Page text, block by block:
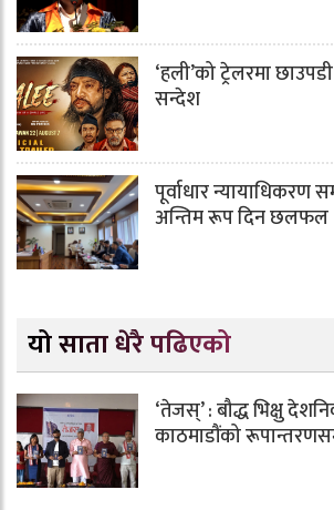
‘हली’को ट्रेलरमा
सन्देश
पूर्वाधार न्यायाधिकरण
अन्तिम रूप दिन छलफल
यो साता धेरै पढिएको
‘तेजस्’ : बौद्ध भिक्षु
काठमाडौंको